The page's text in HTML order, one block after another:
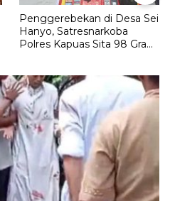
Penggerebekan di Desa Sei
Hanyo, Satresnarkoba
Polres Kapuas Sita 98 Gram